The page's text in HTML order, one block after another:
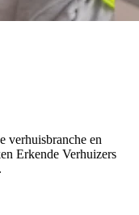
verhuisbranche en
Erkende Verhuizers